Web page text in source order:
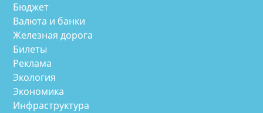
Бюджет
Валюта и банки
Железная дорога
Билеты
Реклама
Экология
Экономика
Инфраструктура